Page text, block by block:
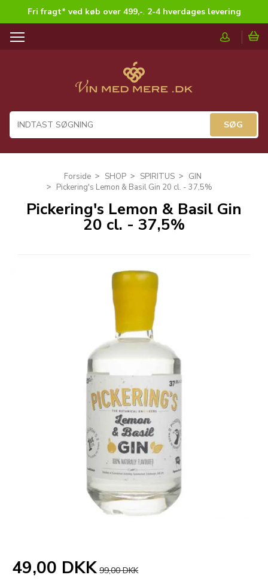
Fri fragt* ved køb over 499,-. 2-4 hverdages levering
T
a
i
Forside SHOP SPIRITUS
GIN
Pickering's Lemon & Basil Gin 20 cl. - 37,5%
Pickering's Lemon & Basil Gin
20 cl. - 37,5%
49,00 DKK 99,00 DKK